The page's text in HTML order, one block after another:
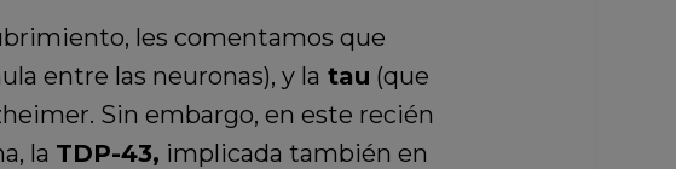
les comentamos que
entre las neuronas), y la tau (que
Sin embargo, en este recién
la TDP-43, implicada también en